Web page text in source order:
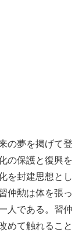
の夢を掲げて登
の保護と復興を
を封建思想とし
仲勲は体を張っ
人である。習仲
めて触れること